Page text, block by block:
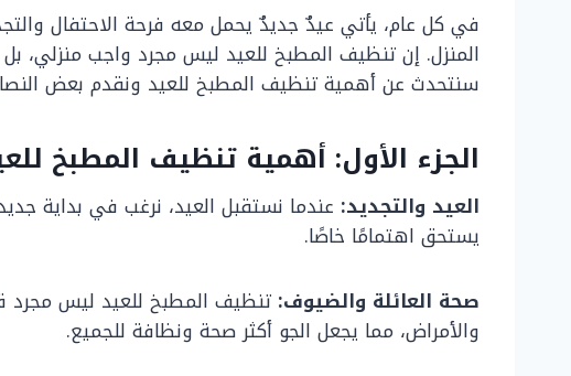
في كل عام، يأتي عيدٌ جديدٌ يحمل معه فرحة الاحتفال
المنزل. إن تنظيف المطبخ للعيد ليس مجرد واجب منزلي،
سنتحدث عن أهمية تنظيف المطبخ للعيد ونقدم بعض
الجزء الأول: أهمية تنظيف المطبخ
العيد والتجديد: عندما نستقبل العيد، نرغب في بداية
يستحق اهتمامًا خاصًا.
صحة العائلة والضيوف: تنظيف المطبخ للعيد ليس مجرد
والأمراض، مما يجعل الجو أكثر صحة ونظافة للجميع.